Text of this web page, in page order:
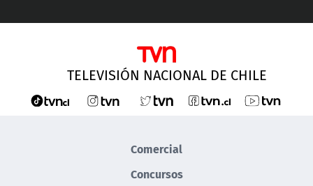
TELEVISIÓN NACIONAL DE CHILE
Comercial
Concursos